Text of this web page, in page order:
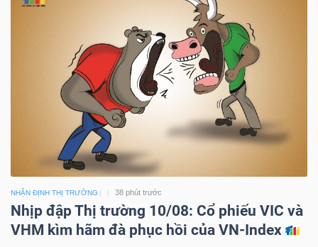
NHẬN ĐỊNH THỊ TRƯỜNG 38 phút trước
Nhịp đập Thị trường 10/08: Cổ phiếu VIC và
VHM kìm hãm đà phục hồi của VN-Index